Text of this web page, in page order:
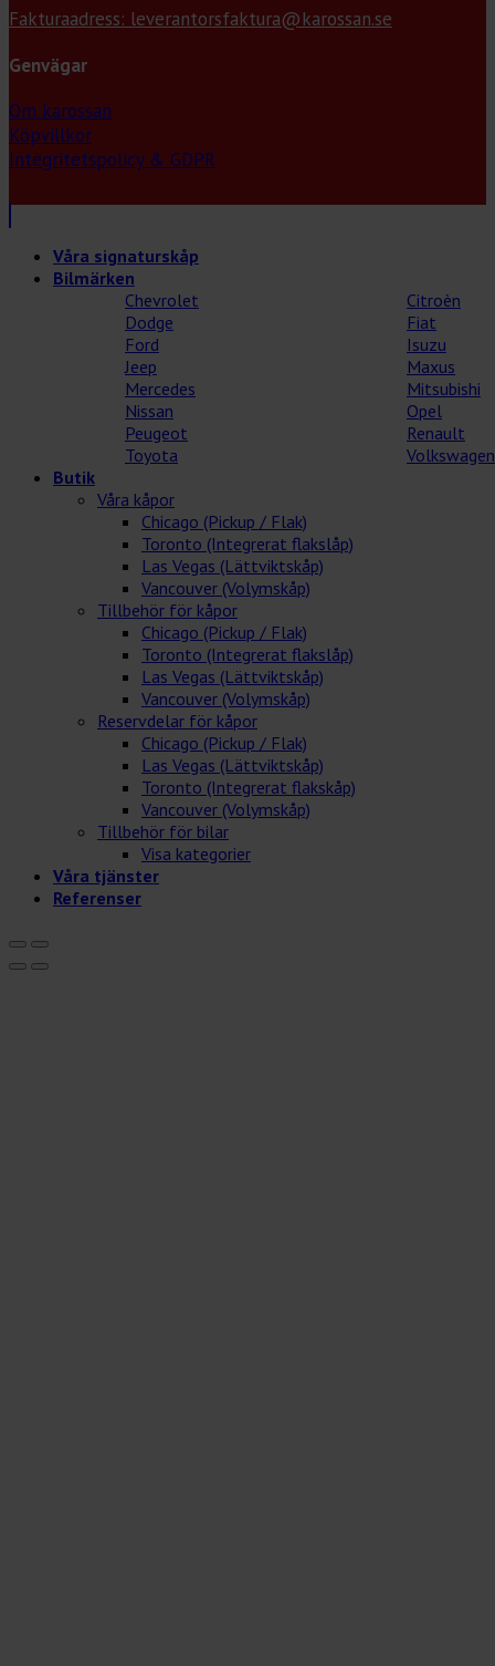
Fakturaadress: leverantorsfaktura@karossan.se
Genvägar
Om karossan
Köpvillkor
Integritetspolicy & GDPR
Våra signaturskåp
Bilmärken
Chevrolet
Citroèn
Dodge
Fiat
Ford
Isuzu
Jeep
Maxus
Mercedes
Mitsubishi
Nissan
Opel
Peugeot
Renault
Toyota
Volkswagen
Butik
Våra kåpor
Chicago (Pickup / Flak)
Toronto (Integrerat flakslåp)
Las Vegas (Lättviktskåp)
Vancouver (Volymskåp)
Tillbehör för kåpor
Chicago (Pickup / Flak)
Toronto (Integrerat flakslåp)
Las Vegas (Lättviktskåp)
Vancouver (Volymskåp)
Reservdelar för kåpor
Chicago (Pickup / Flak)
Las Vegas (Lättviktskåp)
Toronto (Integrerat flakskåp)
Vancouver (Volymskåp)
Tillbehör för bilar
Visa kategorier
Våra tjänster
Referenser